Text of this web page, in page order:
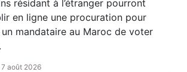
résidant à l’étranger pourront
en ligne une procuration pour
mandataire au Maroc de voter
7 août 2026